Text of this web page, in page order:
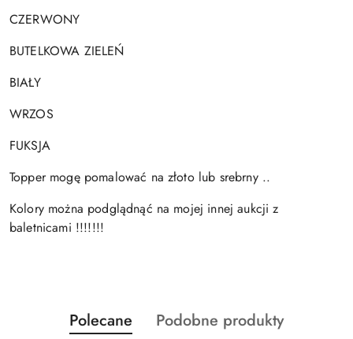
CZERWONY
BUTELKOWA ZIELEŃ
BIAŁY
WRZOS
FUKSJA
Topper mogę pomalować na złoto lub srebrny ..
Kolory można podglądnąć na mojej innej aukcji z
baletnicami !!!!!!!
Pomiń karuzelę produktów
Produkty
Polecane
Produkty
Podobne produkty